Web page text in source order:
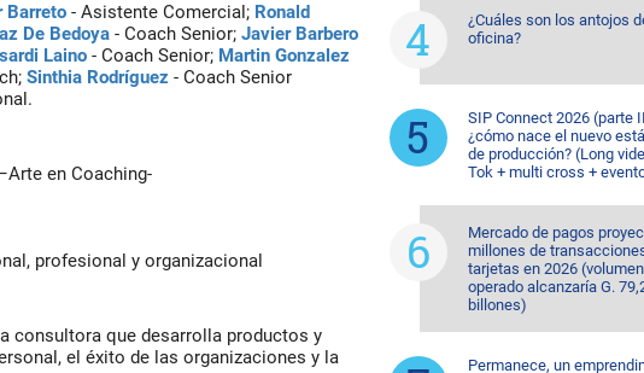
Barreto - Asistente Comercial; Ronald
De Bedoya - Coach Senior; Javier Barbero
Laino - Coach Senior; Martin Gonzalez
Sinthia Rodríguez - Coach Senior
en Coaching-
profesional y organizacional
consultora que desarrolla productos y
el éxito de las organizaciones y la
¿Cuáles son los antojos
oficina?
SIP Connect 2026 (parte
¿cómo nace el nuevo
de producción? (Long
Tok + multi cross +
Mercado de pagos
millones de
tarjetas en 2026 (volumen
operado alcanzaría G.
billones)
Permanece, un